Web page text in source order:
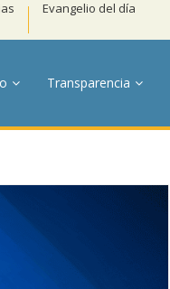
Evangelio del día
Transparencia